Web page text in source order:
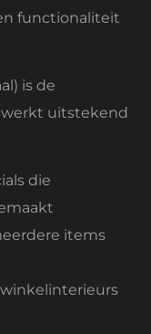
functionaliteit
is de
uitstekend
die
items